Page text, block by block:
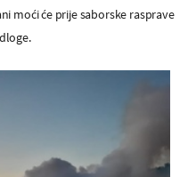
moći će prije saborske rasprave